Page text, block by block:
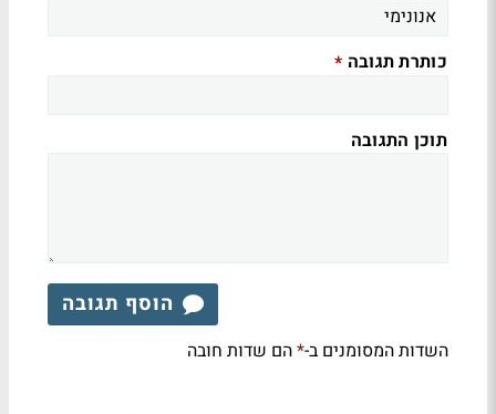
כותרת תגובה *
תוכן התגובה
הוסף תגובה
השדות המסומנים ב-*הם שדות חובה